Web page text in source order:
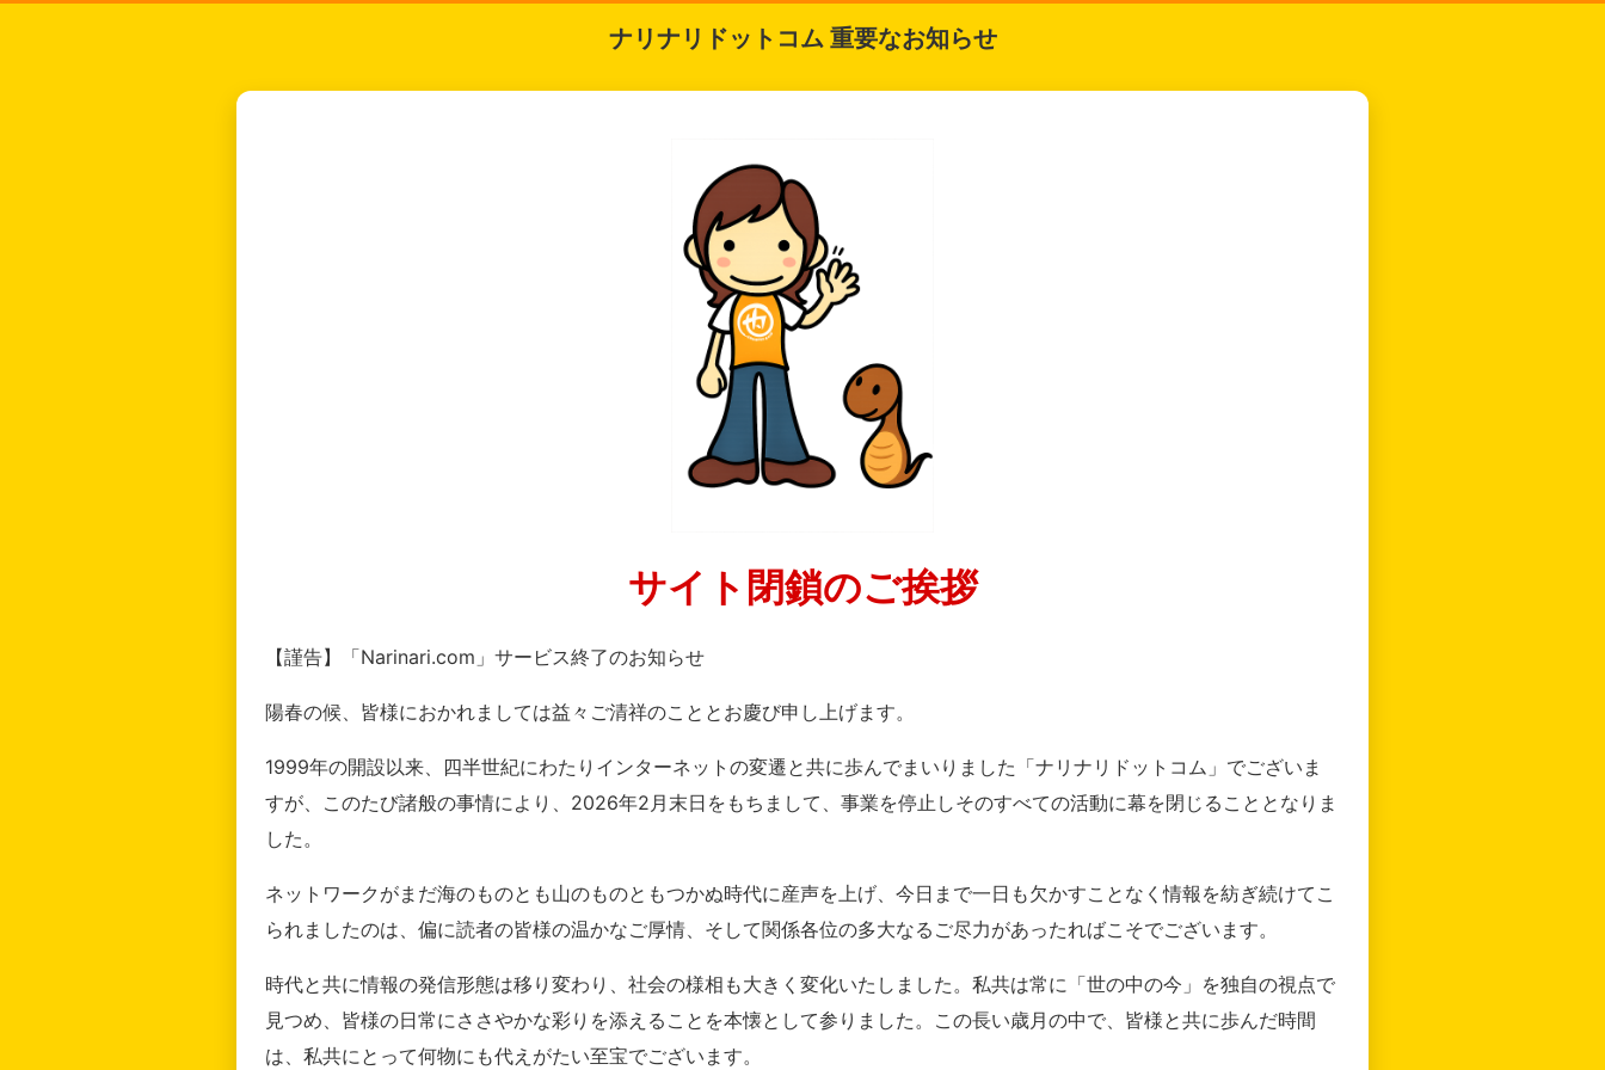
ナリナリドットコム 重要なお知らせ
サイト閉鎖のご挨拶
【謹告】「Narinari.com」サービス終了のお知らせ
陽春の候、皆様におかれましては益々ご清祥のこととお慶び申し上げます。
1999年の開設以来、四半世紀にわたりインターネットの変遷と共に歩んでまいりました「ナリナリドットコム」でございま
すが、このたび諸般の事情により、2026年2月末日をもちまして、事業を停止しそのすべての活動に幕を閉じることとなりま
した。
ネットワークがまだ海のものとも山のものともつかぬ時代に産声を上げ、今日まで一日も欠かすことなく情報を紡ぎ続けてこ
られましたのは、偏に読者の皆様の温かなご厚情、そして関係各位の多大なるご尽力があったればこそでございます。
時代と共に情報の発信形態は移り変わり、社会の様相も大きく変化いたしました。私共は常に「世の中の今」を独自の視点で
見つめ、皆様の日常にささやかな彩りを添えることを本懐として参りました。この長い歳月の中で、皆様と共に歩んだ時間
は、私共にとって何物にも代えがたい至宝でございます。